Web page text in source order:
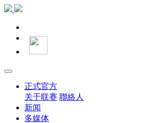
正式官方
关于联赛 聯絡人
新闻
多媒体